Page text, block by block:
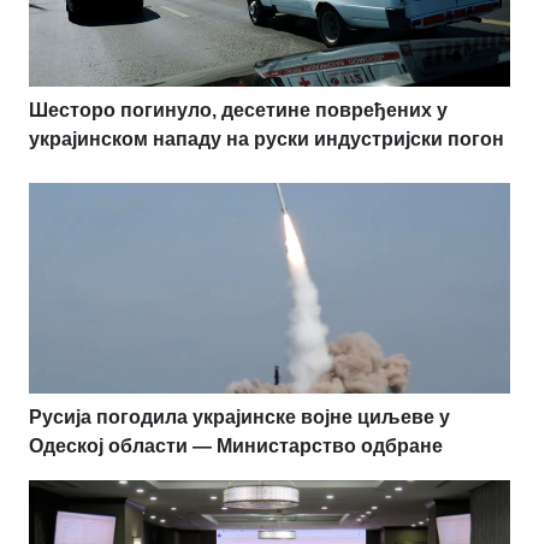
Шесторо погинуло, десетине повређених у
украјинском нападу на руски индустријски погон
Русија погодила украјинске војне циљеве у
Одеској области — Министарство одбране